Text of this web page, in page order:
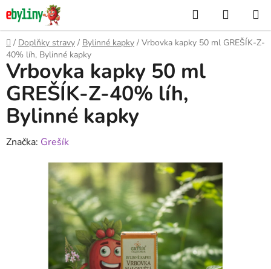
Přejít
na
obsah
Hledat
KOŠÍK
Domů
/ Doplňky stravy / Bylinné kapky / Vrbovka kapky 50 ml GREŠÍK-Z-
40% líh, Bylinné kapky
Vrbovka kapky 50 ml
GREŠÍK-Z-40% líh,
Bylinné kapky
Značka: Grešík